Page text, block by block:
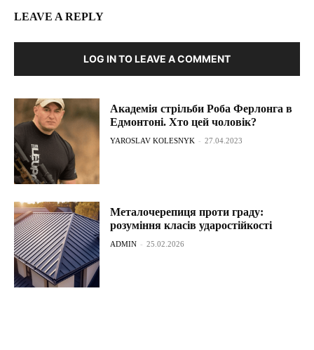
LEAVE A REPLY
LOG IN TO LEAVE A COMMENT
Академія стрільби Роба Ферлонга в
Едмонтоні. Хто цей чоловік?
YAROSLAV KOLESNYK - 27.04.2023
Металочерепиця проти граду:
розуміння класів ударостійкості
ADMIN - 25.02.2026